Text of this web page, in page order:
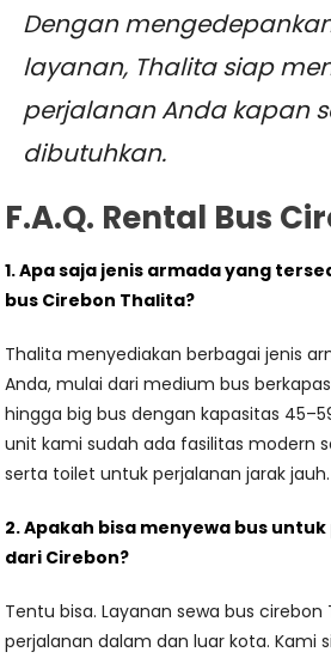
Dengan
layanan, Thalita siap
perjalanan Anda kapan
dibutuhkan.
F.A.Q. Rental Bus
1. Apa saja jenis armada yang
bus Cirebon Thalita?
Thalita menyediakan berbagai jenis
Anda, mulai dari medium bus
hingga big bus dengan kapasitas
unit kami sudah ada fasilitas modern
serta toilet untuk perjalanan jarak jauh.
2. Apakah bisa menyewa bus
dari Cirebon?
Tentu bisa. Layanan sewa bus
perjalanan dalam dan luar kota. Kami